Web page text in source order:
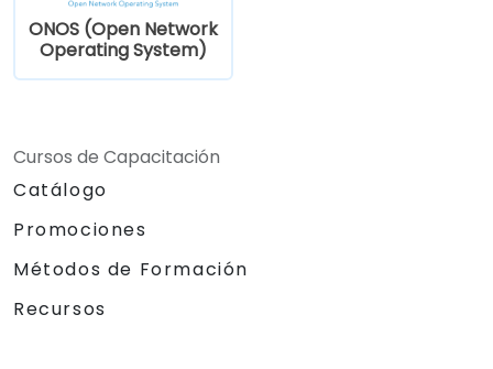
de actualización de ONOS.
ONOS (Open Network
Operating System)
Cursos de Capacitación
Catálogo
Promociones
Métodos de Formación
Recursos